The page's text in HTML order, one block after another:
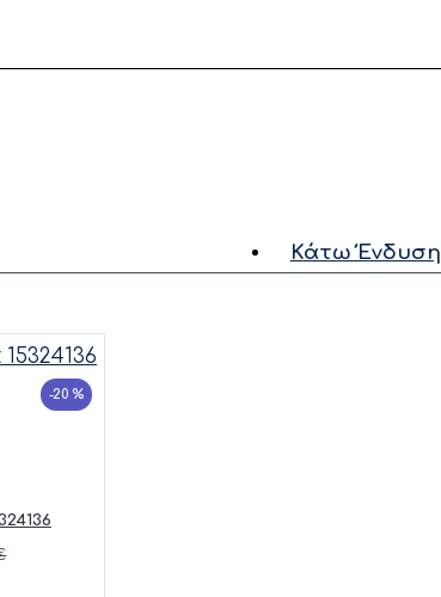
ντουλάπα σας αφού μπορεί να φορεθεί από το
Κάτω Ένδυση
-20 %